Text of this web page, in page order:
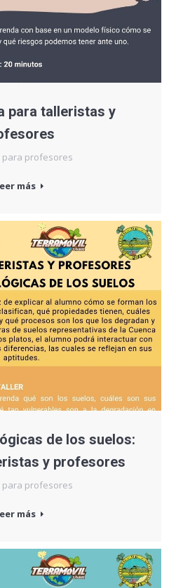
para talleristas y
para profesores
más
de los suelos:
y profesores
para profesores
más